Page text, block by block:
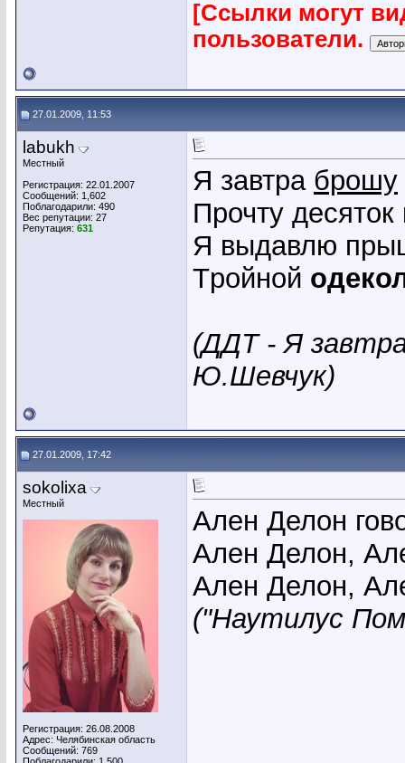
[Ссылки могут
пользователи.
27.01.2009, 11:53
labukh
Местный
Регистрация: 22.01.2007
Сообщений: 1,602
Поблагодарили: 490
Вес репутации: 27
Репутация: 631
Я завтpа бpошу
Пpочту десяток
Я выдавлю
Тpойной
(ДДТ - Я
Ю.Шевчук)
27.01.2009, 17:42
sokolixa
Местный
Регистрация: 26.08.2008
Адрес: Челябинская область
Сообщений: 769
Ален Делон
Ален Делон,
Ален Делон,
("Наутилус